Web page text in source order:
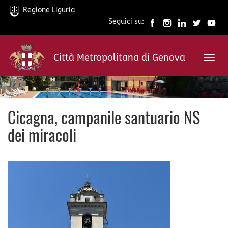
Salta
contenuto
principale
Regione Liguria
Seguici su:
Città Metropolitana di Genova
Cicagna, campanile santuario NS
dei miracoli